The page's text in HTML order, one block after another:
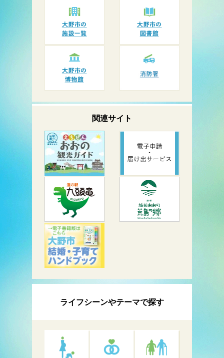
関連サイト
ライフシーンやテーマで探す